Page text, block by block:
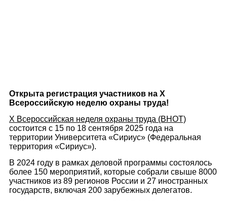
Открыта регистрация участников на X
Всероссийскую неделю охраны труда!
X Всероссийская неделя охраны труда (ВНОТ)
состоится с 15 по 18 сентября 2025 года на
территории Университета «Сириус» (Федеральная
территория «Сириус»).
В 2024 году в рамках деловой программы состоялось
более 150 мероприятий, которые собрали свыше 8000
участников из 89 регионов России и 27 иностранных
государств, включая 200 зарубежных делегатов.